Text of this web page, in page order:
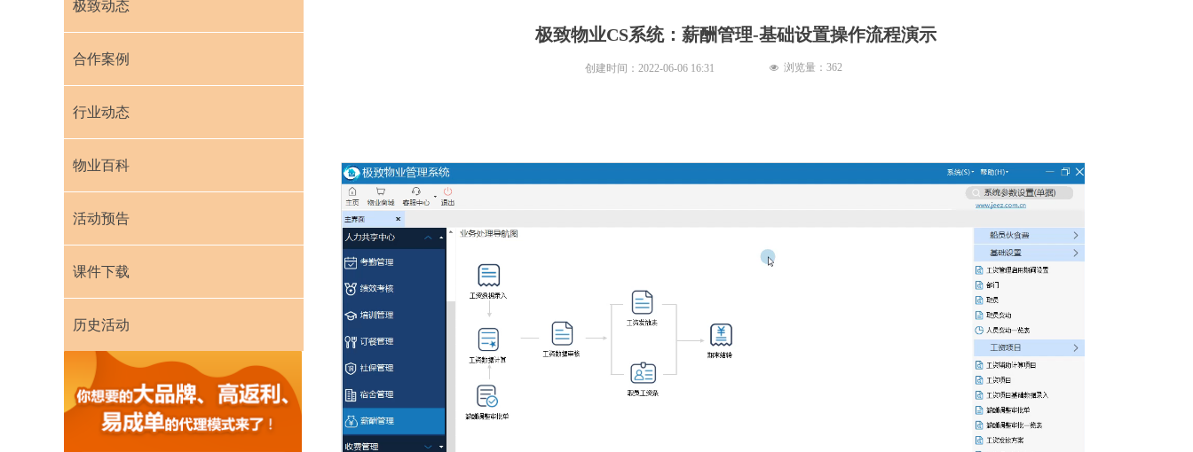
极致物业CS系统：薪酬管理-基础设置操作流程演示
创建时间： 2022-06-06 16:31
极致动态
合作案例
行业动态
物业百科
活动预告
课件下载
历史活动
넶 浏览量： 362